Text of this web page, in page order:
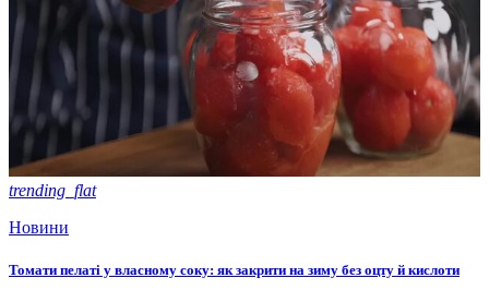
trending_flat
Новини
Томати пелаті у власному соку: як закрити на зиму без оцту й кислоти